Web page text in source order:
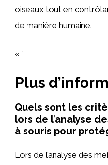
oiseaux tout en
de manière humaine.
« `
Plus
Quels sont les
lors de l’analyse
à souris pour
Lors de l’analyse des